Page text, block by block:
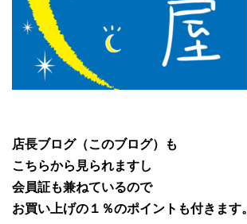
店長ブログ（このブログ）も
こちらから見られますし
会員証も兼ねているので
お買い上げの１％のポイントも付きます。